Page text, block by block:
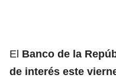
El Banco de la
de interés este